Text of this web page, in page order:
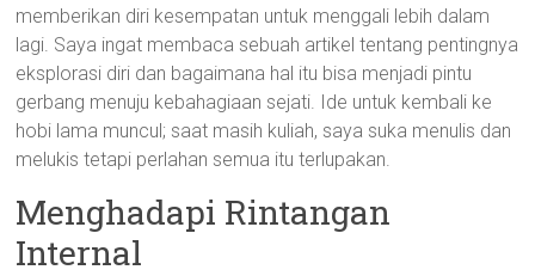
memberikan diri kesempatan untuk menggali lebih dalam
lagi. Saya ingat membaca sebuah artikel tentang pentingnya
eksplorasi diri dan bagaimana hal itu bisa menjadi pintu
gerbang menuju kebahagiaan sejati. Ide untuk kembali ke
hobi lama muncul; saat masih kuliah, saya suka menulis dan
melukis tetapi perlahan semua itu terlupakan.
Menghadapi Rintangan
Internal